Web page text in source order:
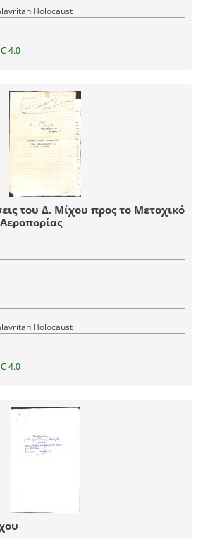
Holocaust
4.0
του Δ. Μίχου προς το Μετοχικό
Holocaust
4.0